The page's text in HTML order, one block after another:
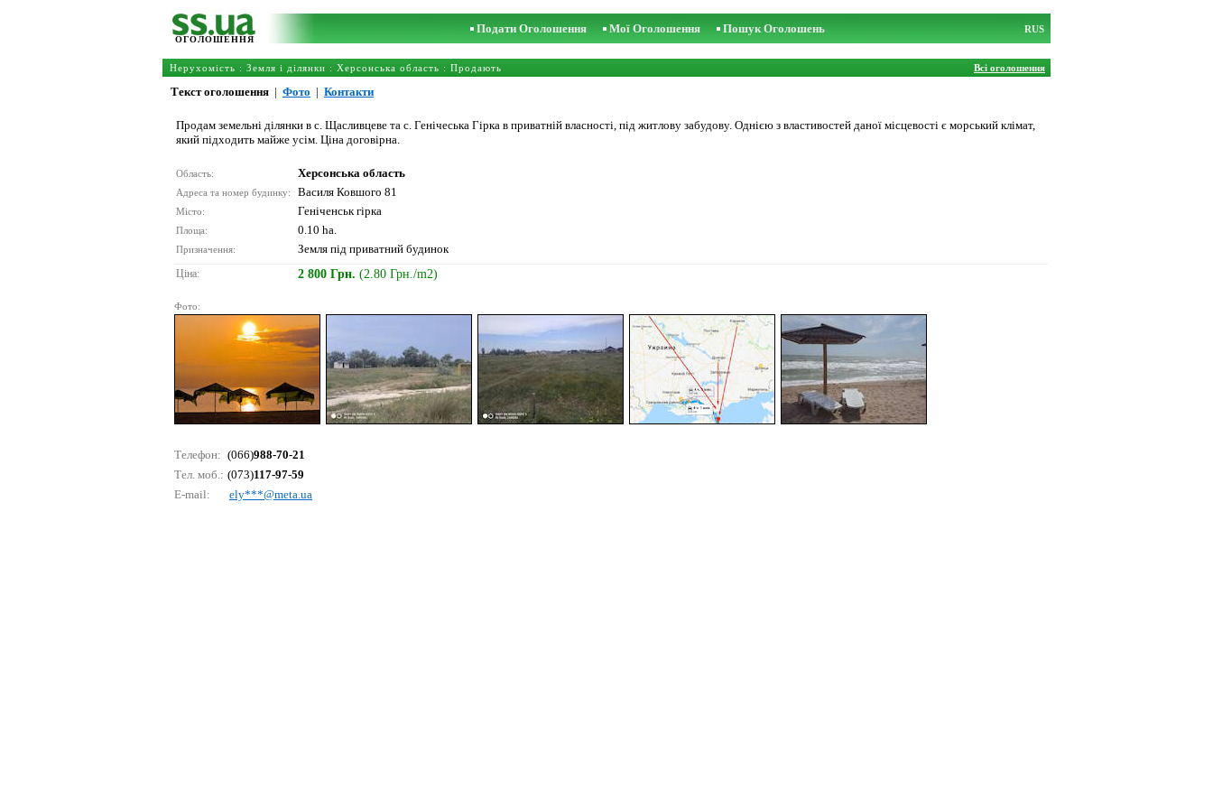
ОГОЛОШЕННЯ
Подати Оголошення Мої Оголошення Пошук Оголошень RUS
Нерухомість : Земля і ділянки : Херсонська область : Продають Всі оголошення
Текст оголошення | Фото | Контакти
Продам земельні ділянки в с. Щасливцеве та с. Генічеська Гірка в приватній власності, під житлову забудову. Однією з властивостей даної місцевості є морський клімат,
який підходить майже усім. Ціна договірна.
Область: Херсонська область
Адреса та номер будинку: Василя Ковшого 81
Місто: Геніченськ гірка
Площа: 0.10 ha.
Призначення: Земля під приватний будинок
Ціна: 2 800 Грн. (2.80 Грн./m2)
Фото:
Телефон: (066)988-70-21
Тел. моб.: (073)117-97-59
E-mail:
еly***@mеtа.uа